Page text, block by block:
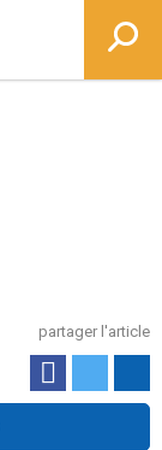
partager l'article